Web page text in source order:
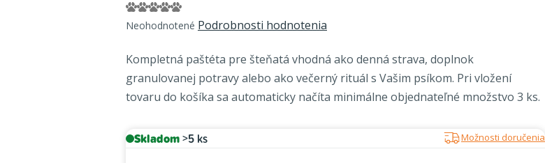
Priemerné
hodnotenie
je
0,0
z
hviezdičiek.
Neohodnotené Podrobnosti hodnotenia
Kompletná paštéta pre šteňatá vhodná ako denná strava, doplnok
granulovanej potravy alebo ako večerný rituál s Vašim psíkom. Pri vložení
tovaru do košíka sa automaticky načíta minimálne objednateľné množstvo 3 ks.
Skladom>5 ks Možnosti doručenia